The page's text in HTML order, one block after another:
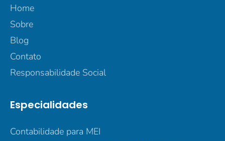
Home
Sobre
Blog
Contato
Responsabilidade Social
Especialidades
Contabilidade para MEI